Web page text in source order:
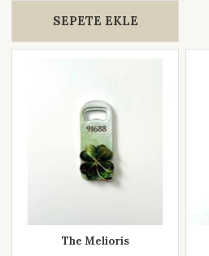
SEPETE EKLE
The Melioris